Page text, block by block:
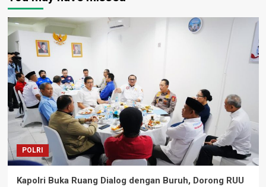
POLRI
Kapolri Buka Ruang Dialog dengan Buruh, Dorong RUU